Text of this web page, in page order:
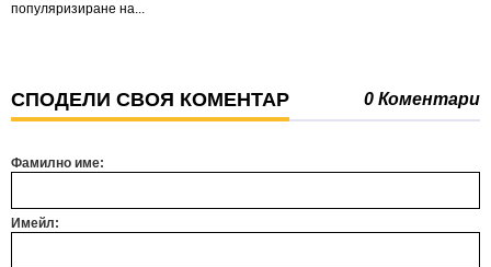
популяризиране на...
СПОДЕЛИ СВОЯ КОМЕНТАР 0 Коментари
Фамилно име:
Имейл: